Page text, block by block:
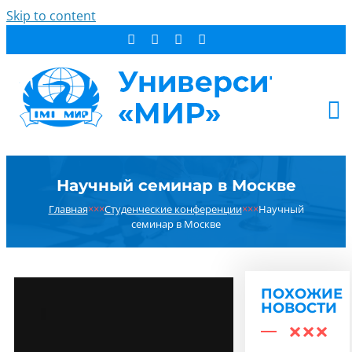
Skip to content
СТУДЕНТУ
ДОПОБРАЗОВАНИЕ
Научный семинар в Москве
Главная×××Студенческие конференции×××Научный
семинар в Москве
ПОХОЖИЕ
НОВОСТИ